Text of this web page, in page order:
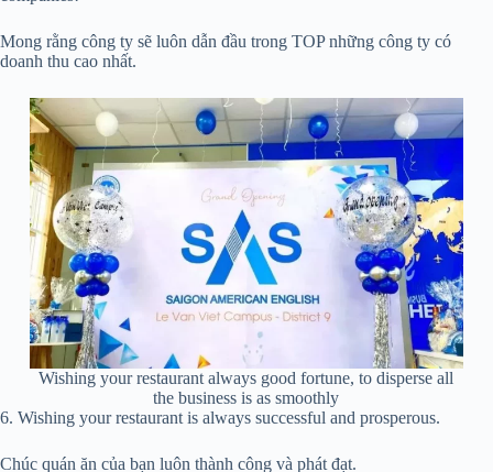
Mong rằng công ty sẽ luôn dẫn đầu trong TOP những công ty có
doanh thu cao nhất.
Wishing your restaurant always good fortune, to disperse all
the business is as smoothly
6. Wishing your restaurant is always successful and prosperous.
Chúc quán ăn của bạn luôn thành công và phát đạt.